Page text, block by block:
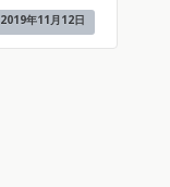
2019年11月12日